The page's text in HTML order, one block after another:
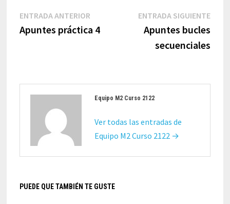
Navegación
entradas
ENTRADA ANTERIOR
anterior:
Apuntes práctica 4
ENTRADA SIGUIENTE
Apuntes bucles
secuenciales
Equipo M2 Curso 2122
Ver todas las entradas de
Equipo M2 Curso 2122 →
PUEDE QUE TAMBIÉN TE GUSTE